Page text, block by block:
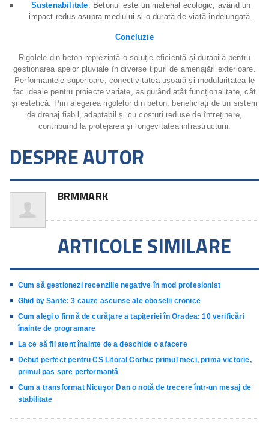
Sustenabilitate: Betonul este un material ecologic, având un
impact redus asupra mediului și o durată de viață îndelungată.
Concluzie
Rigolele din beton reprezintă o soluție eficientă și durabilă pentru
gestionarea apelor pluviale în diverse tipuri de amenajări exterioare.
Performanțele superioare, conectivitatea ușoară și modularitatea le
fac ideale pentru proiecte variate, asigurând atât funcționalitate, cât
și estetică. Prin alegerea rigolelor din beton, beneficiați de un sistem
de drenaj fiabil, adaptabil și cu costuri reduse de întreținere,
contribuind la protejarea și longevitatea infrastructurii.
DESPRE AUTOR
BRMMARK
ARTICOLE SIMILARE
Cum să gestionezi recenziile negative în mod profesionist
Ghid by Sante: 3 cauze ascunse ale oboselii cronice
Cum alegi o firmă de curățare a tapițeriei în Oradea: 10 verificări
înainte de programare
La ce să fii atent înainte de a deschide o afacere
Debut perfect pentru CS Litoral Corbu: primul meci, prima victorie,
primul pas spre performanță
Cum a transformat Nicușor Dan o notă de trecere într-un mesaj de
stabilitate